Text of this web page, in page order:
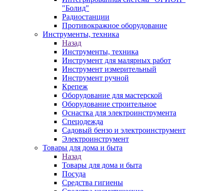
"Болид"
Радиостанции
Противокражное оборудование
Инструменты, техника
Назад
Инструменты, техника
Инструмент для малярных работ
Инструмент измерительный
Инструмент ручной
Крепеж
Оборудование для мастерской
Оборудование строительное
Оснастка для электроинструмента
Спецодежда
Садовый бензо и электроинструмент
Электроинструмент
Товары для дома и быта
Назад
Товары для дома и быта
Посуда
Средства гигиены